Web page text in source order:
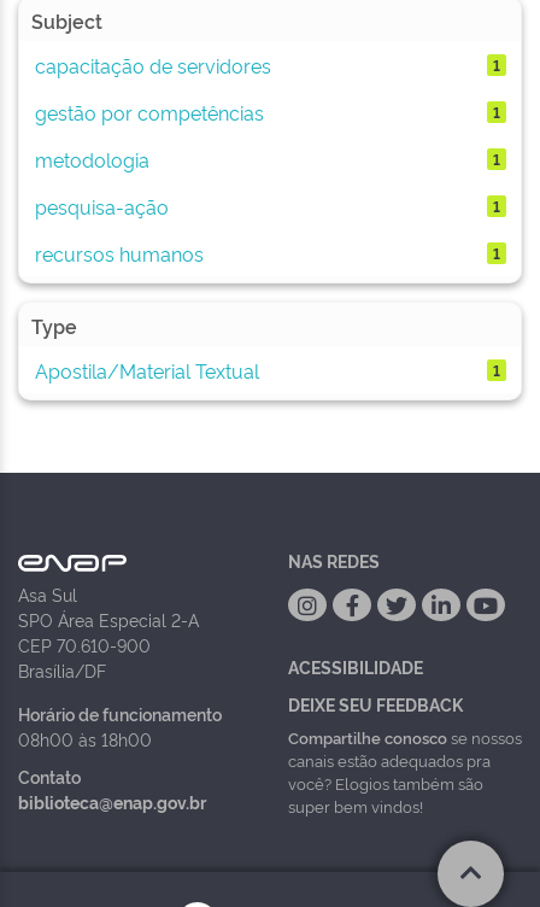
Subject
capacitação de servidores
1
gestão por competências 1
metodologia 1
pesquisa-ação 1
recursos humanos 1
Type
Apostila/Material Textual
1
Asa Sul
SPO Área Especial 2-A
CEP 70.610-900
Brasília/DF
Horário de funcionamento
08h00 às 18h00
Contato
biblioteca@enap.gov.br
NAS REDES
ACESSIBILIDADE
DEIXE SEU FEEDBACK
Compartilhe conoscose nossos
canais estão adequados pra
você? Elogios também são
super bem vindos!